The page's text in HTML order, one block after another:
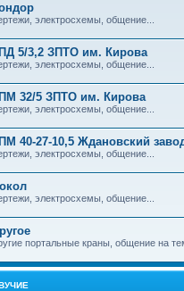
электросхемы, общение...
5/3,2 ЗПТО им. Кирова
электросхемы, общение...
32/5 ЗПТО им. Кирова
электросхемы, общение...
40-27-10,5 Ждановский
электросхемы, общение...
электросхемы, общение...
портальные краны, общение на